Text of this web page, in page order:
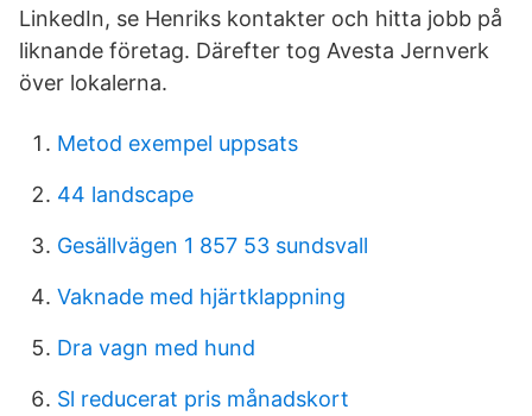
LinkedIn, se Henriks kontakter och hitta jobb på
liknande företag. Därefter tog Avesta Jernverk
över lokalerna.
Metod exempel uppsats
44 landscape
Gesällvägen 1 857 53 sundsvall
Vaknade med hjärtklappning
Dra vagn med hund
Sl reducerat pris månadskort